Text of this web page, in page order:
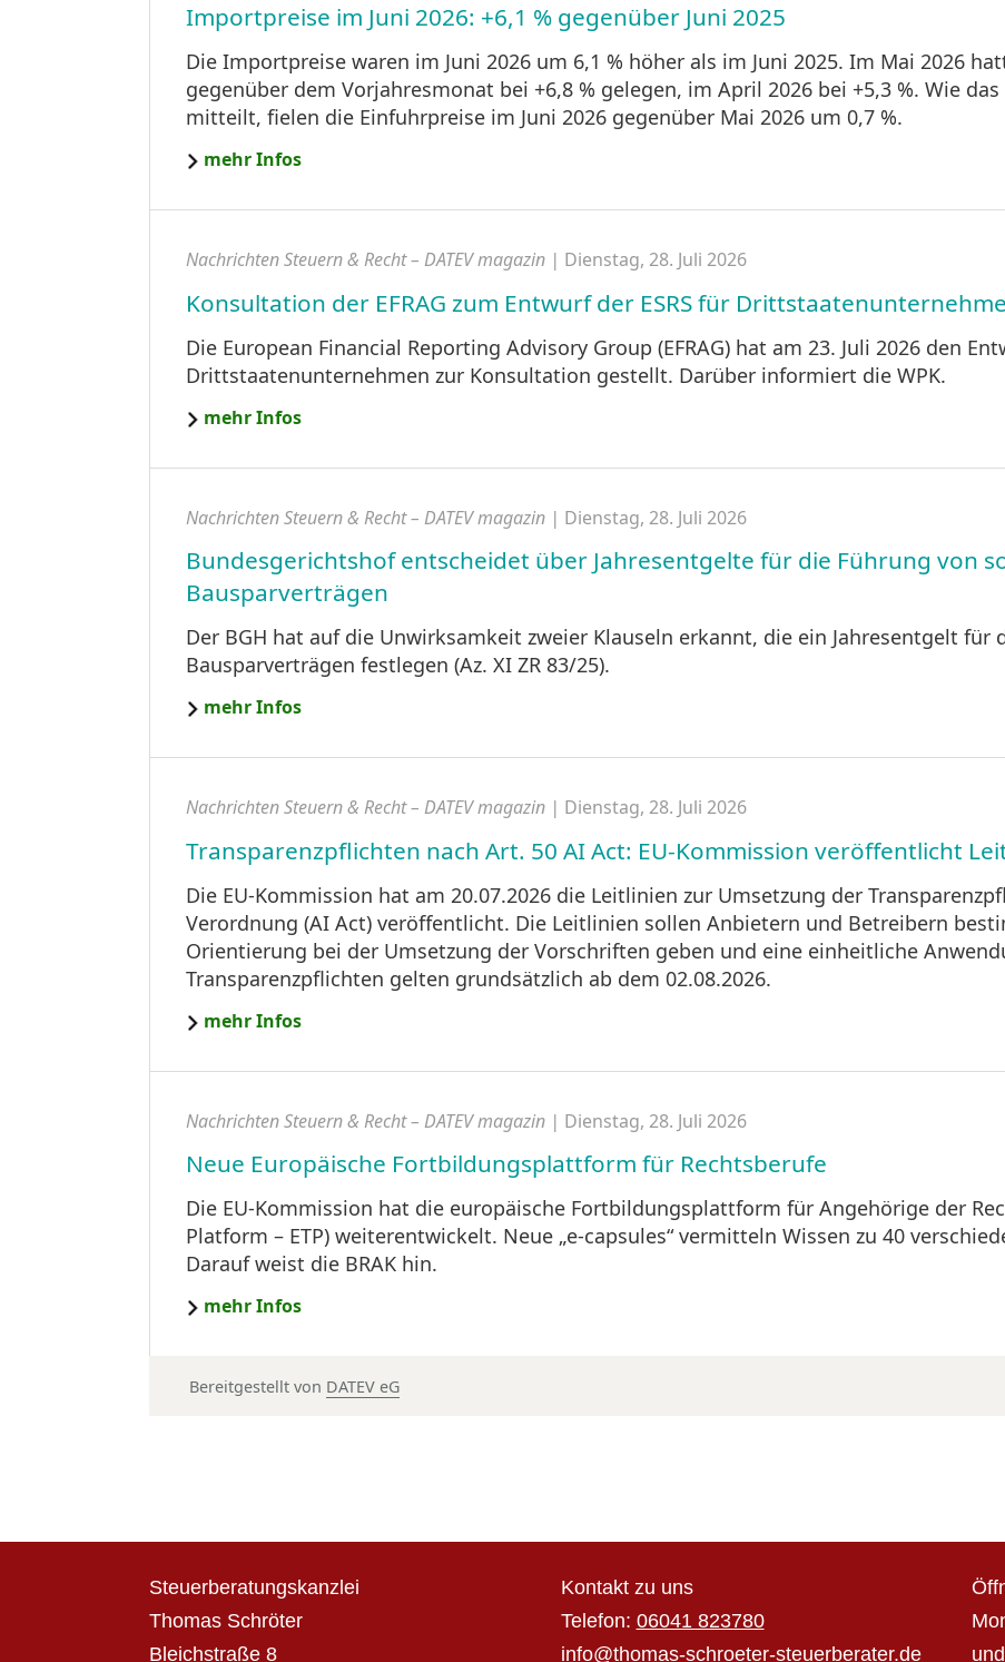
Importpreise im Juni 2026: +6,1 % gegenüber Juni 2025
Die Importpreise waren im Juni 2026 um 6,1 % höher als im Juni 2025. Im Mai 2026
gegenüber dem Vorjahresmonat bei +6,8 % gelegen, im April 2026 bei +5,3 %. Wie
mitteilt, fielen die Einfuhrpreise im Juni 2026 gegenüber Mai 2026 um 0,7 %.
mehr Infos
Nachrichten Steuern & Recht – DATEV magazin | Dienstag, 28. Juli 2026
Konsultation der EFRAG zum Entwurf der ESRS für
Die European Financial Reporting Advisory Group (EFRAG) hat am 23. Juli 2026 den
Drittstaatenunternehmen zur Konsultation gestellt. Darüber informiert die WPK.
mehr Infos
Nachrichten Steuern & Recht – DATEV magazin | Dienstag, 28. Juli 2026
Bundesgerichtshof entscheidet über Jahresentgelte für die Führung von
Bausparverträgen
Der BGH hat auf die Unwirksamkeit zweier Klauseln erkannt, die ein Jahresentgelt für
Bausparverträgen festlegen (Az. XI ZR 83/25).
mehr Infos
Nachrichten Steuern & Recht – DATEV magazin | Dienstag, 28. Juli 2026
Transparenzpflichten nach Art. 50 AI Act: EU-Kommission veröffentlicht
Die EU-Kommission hat am 20.07.2026 die Leitlinien zur Umsetzung der
Verordnung (AI Act) veröffentlicht. Die Leitlinien sollen Anbietern und Betreibern
Orientierung bei der Umsetzung der Vorschriften geben und eine einheitliche
Transparenzpflichten gelten grundsätzlich ab dem 02.08.2026.
mehr Infos
Nachrichten Steuern & Recht – DATEV magazin | Dienstag, 28. Juli 2026
Neue Europäische Fortbildungsplattform für Rechtsberufe
Die EU-Kommission hat die europäische Fortbildungsplattform für Angehörige der
Platform – ETP) weiterentwickelt. Neue „e-capsules“ vermitteln Wissen zu 40
Darauf weist die BRAK hin.
mehr Infos
Bereitgestellt von DATEV eG
Steuerberatungskanzlei
Thomas Schröter
Bleichstraße 8
Kontakt zu uns
Telefon: 06041 823780
info@thomas-schroeter-steuerberater.de